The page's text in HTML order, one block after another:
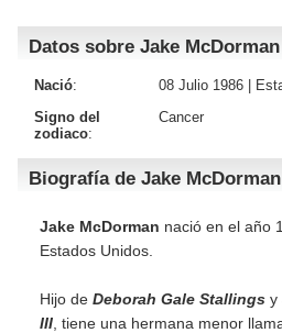
Iniciar sesión
Datos sobre Jake McDorman
Nació: 08 Julio 1986 |
Signo del
zodiaco:
Cancer
Biografía de Jake McDorman
Jake McDorman nació en el año
Estados Unidos.
Hijo de Deborah Gale Stallings y
III , tiene una hermana menor